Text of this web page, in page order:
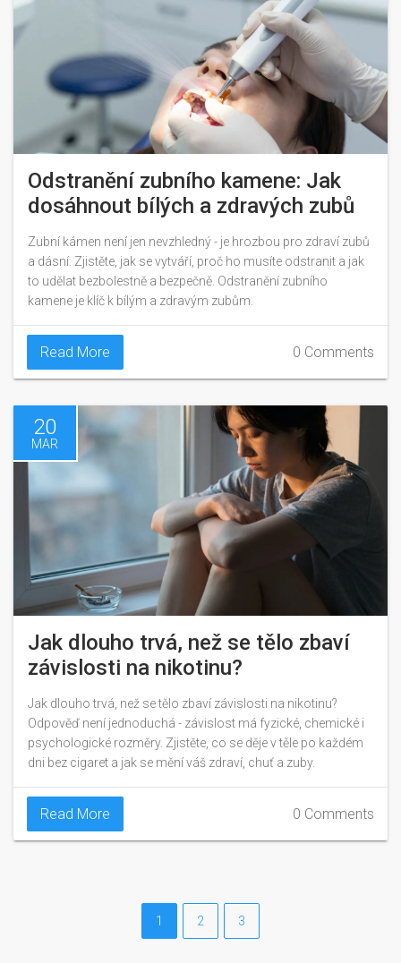
Odstranění zubního kamene: Jak
dosáhnout bílých a zdravých zubů
Zubní kámen není jen nevzhledný - je hrozbou pro zdraví zubů
a dásní. Zjistěte, jak se vytváří, proč ho musíte odstranit a jak
to udělat bezbolestně a bezpečně. Odstranění zubního
kamene je klíč k bílým a zdravým zubům.
Read More 0 Comments
20
MAR
Jak dlouho trvá, než se tělo zbaví
závislosti na nikotinu?
Jak dlouho trvá, než se tělo zbaví závislosti na nikotinu?
Odpověď není jednoduchá - závislost má fyzické, chemické i
psychologické rozměry. Zjistěte, co se děje v těle po každém
dni bez cigaret a jak se mění váš zdraví, chuť a zuby.
Read More 0 Comments
1 2 3